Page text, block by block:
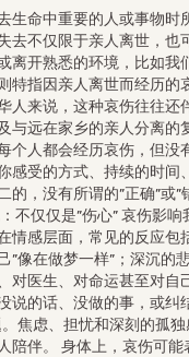
生命中重要的人或事物时
去不仅限于亲人离世，也
离开熟悉的环境，比如我
特指因亲人离世而经历的
人来说，这种哀伤往往还
与远在家乡的亲人分离的
个人都会经历哀伤，但没
感受的方式、持续的时间
的，没有所谓的”正确”或”
不仅仅是”伤心” 哀伤影
情感层面，常见的反应包
”像在做梦一样”；深沉的
对医生、对命运甚至对自
说的话、没做的事，或纠
焦虑、担忧和深刻的孤
陪伴。 身体上，哀伤可能